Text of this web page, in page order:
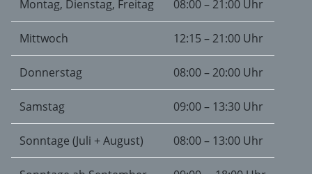
Montag, Dienstag, Freitag 08:00 – 21:00 Uhr
Mittwoch 12:15 – 21:00 Uhr
Donnerstag 08:00 – 20:00 Uhr
Samstag 09:00 – 13:30 Uhr
Sonntage (Juli + August) 08:00 – 13:00 Uhr